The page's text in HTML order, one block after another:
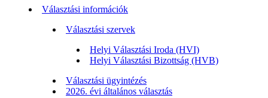
Választási információk
Választási szervek
Helyi Választási Iroda (HVI)
Helyi Választási Bizottság (HVB)
Választási ügyintézés
2026. évi általános választás